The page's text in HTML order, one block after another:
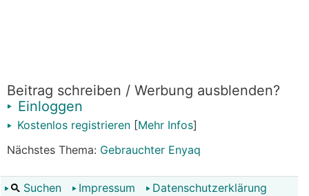
Beitrag schreiben / Werbung ausblenden?
Einloggen
Kostenlos registrieren [Mehr Infos]
Nächstes Thema: Gebrauchter Enyaq
Suchen Impressum Datenschutzerklärung